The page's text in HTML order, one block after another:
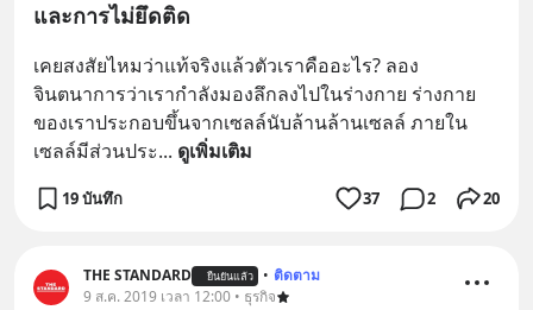
และการไม่ยึดติด
เคยสงสัยไหมว่าแท้จริงแล้วตัวเราคืออะไร? ลอง
จินตนาการว่าเรากำลังมองลึกลงไปในร่างกาย ร่างกาย
ของเราประกอบขึ้นจากเซลล์นับล้านล้านเซลล์ ภายใน
เซลล์มีส่วนประ... ดูเพิ่มเติม
19 บันทึก 37 2 20
THE STANDARD ยืนยันแล้ว • ติดตาม
9 ส.ค. 2019 เวลา 12:00 • ธุรกิจ